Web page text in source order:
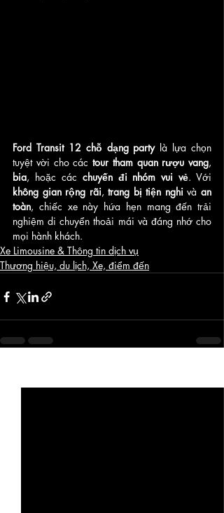
Ford Transit 12 chỗ dạng party là lựa chọn
tuyệt vời cho các tour tham quan rượu vang
bia, hoặc các chuyến đi nhóm vui vẻ
không gian rộng rãi, trang bị tiện nghi và an
toàn, chiếc xe này hứa hẹn mang đến trải
nghiệm di chuyển thoải mái và đáng nhớ cho
mọi hành khách.
Xe Limousine & Thông tin dịch vụ
Thương hiệu, du lịch, Xe, điểm đến